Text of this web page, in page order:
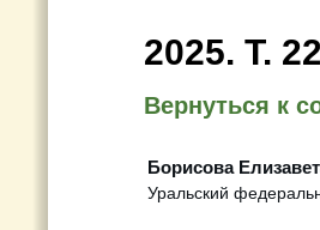
2025. Т.
Вернуться к
Борисова
Уральский